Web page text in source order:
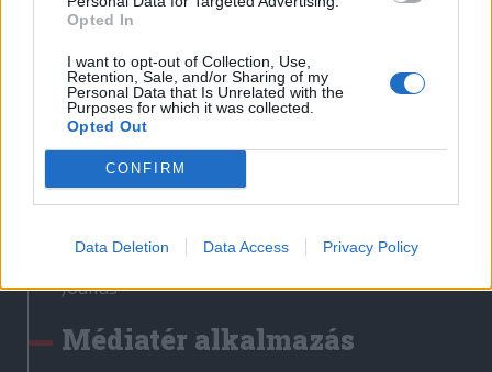
Opted In
I want to opt-out of Collection, Use,
Retention, Sale, and/or Sharing of my
Personal Data that Is Unrelated with the
Purposes for which it was collected.
Opted Out
CONFIRM
Data Deletion Data Access Privacy Policy
Liget
Krónika
Bihari Napló
Erdélyi Napló
Főtér
Rádió GaGa
Jóállás
Médiatér alkalmazás